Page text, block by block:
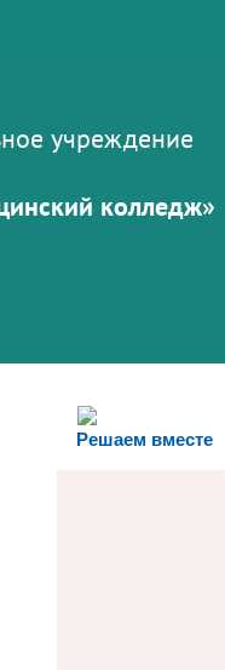
учреждение
колледж»
Решаем вместе